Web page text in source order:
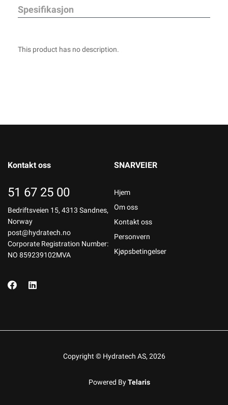
Spesifikasjon
This product has no description.
Kontakt oss
51 67 25 00
Bedriftsveien 15, 4313 Sandnes,
Norway
post@hydratech.no
Corporate Registration Number:
NO 859239102MVA
SNARVEIER
Hjem
Om oss
Kontakt oss
Personvern
Kjøpsbetingelser
Copyright © Hydratech AS, 2026
Powered ByTelaris